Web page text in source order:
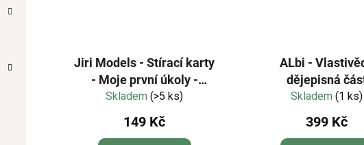
Jiri Models - Stírací karty
- Moje první úkoly -
Násobení a dělení
Skladem(>5 ks)
149 Kč
ALbi -
dějepisná
Skladem(1 ks)
399 Kč